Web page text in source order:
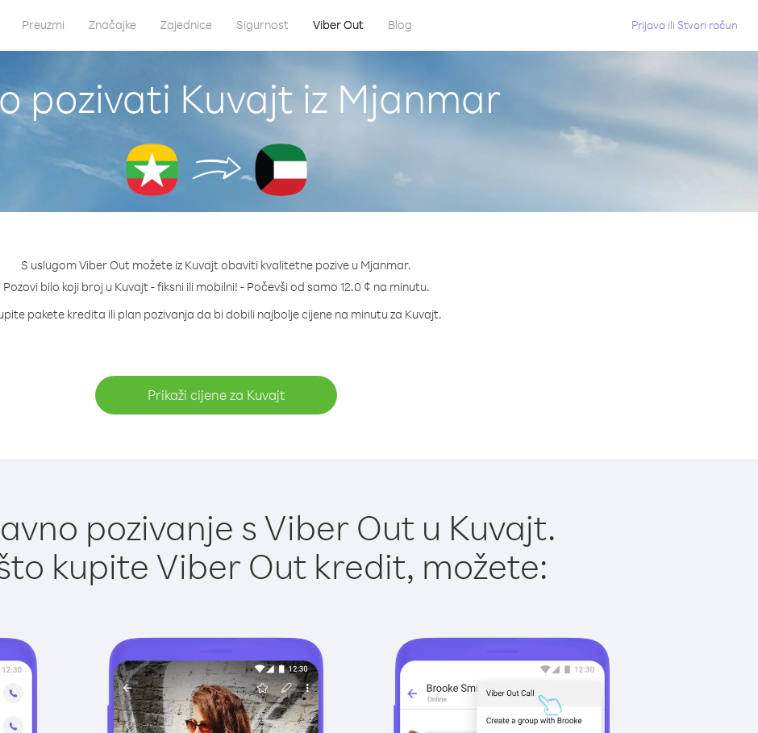
Preuzmi Značajke Zajednice Sigurnost Viber Out Blog Prijava ili Stvori račun
pozivati Kuvajt iz Mjanmar
S uslugom Viber Out možete iz Kuvajt obaviti kvalitetne pozive u Mjanmar.
Pozovi bilo koji broj u Kuvajt - fiksni ili mobilni! - Počevši od samo 12.0 ¢ na minutu.
pakete kredita ili plan pozivanja da bi dobili najbolje cijene na minutu za Kuvajt.
Prikaži cijene za Kuvajt
pozivanje s Viber Out u Kuvajt.
kupite Viber Out kredit, možete: